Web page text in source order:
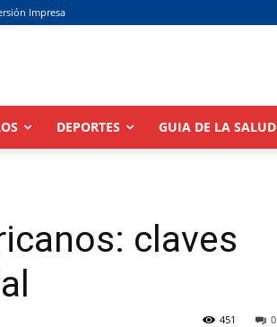
Impresa
DEPORTES GUIA DE LA SALUD
claves
0
451